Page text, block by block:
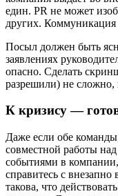
един. PR не может
других. Коммуникация
Посыл должен быть
заявлениях
опасно. Сделать
разрешили) не
К кризису —
Даже если обе
совместной работы
событиями в
справитесь с
такова, что